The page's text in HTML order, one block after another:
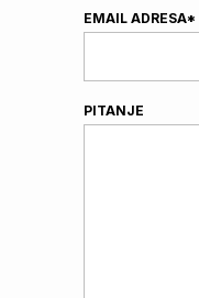
EMAIL ADRESA*
PITANJE